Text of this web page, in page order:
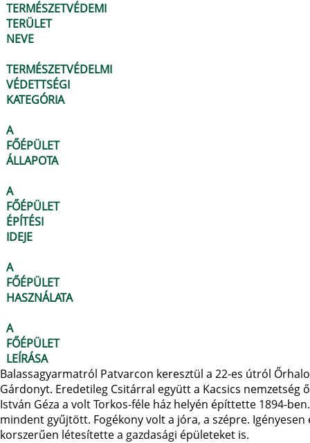
TERMÉSZETVÉDEMI
TERÜLET
NEVE
TERMÉSZETVÉDELMI
VÉDETTSÉGI
KATEGÓRIA
A
FŐÉPÜLET
ÁLLAPOTA
A
FŐÉPÜLET
ÉPÍTÉSI
IDEJE
A
FŐÉPÜLET
HASZNÁLATA
A
FŐÉPÜLET
LEÍRÁSA
Balassagyarmatról Patvarcon keresztül a 22-es útról
Gárdonyt. Eredetileg Csitárral együtt a Kacsics
István Géza a volt Torkos-féle ház helyén építtette 1894-
mindent gyűjtött. Fogékony volt a jóra, a szépre.
korszerűen létesítette a gazdasági épületeket is.